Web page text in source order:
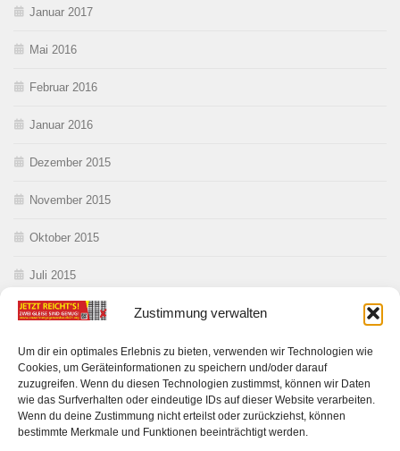
Zustimmung verwalten
Um dir ein optimales Erlebnis zu bieten, verwenden wir Technologien wie
Cookies, um Geräteinformationen zu speichern und/oder darauf
zuzugreifen. Wenn du diesen Technologien zustimmst, können wir Daten
wie das Surfverhalten oder eindeutige IDs auf dieser Website verarbeiten.
Wenn du deine Zustimmung nicht erteilst oder zurückziehst, können
bestimmte Merkmale und Funktionen beeinträchtigt werden.
Januar 2017
Mai 2016
Februar 2016
Januar 2016
Dezember 2015
November 2015
Oktober 2015
Juli 2015
Juni 2015
Mai 2015